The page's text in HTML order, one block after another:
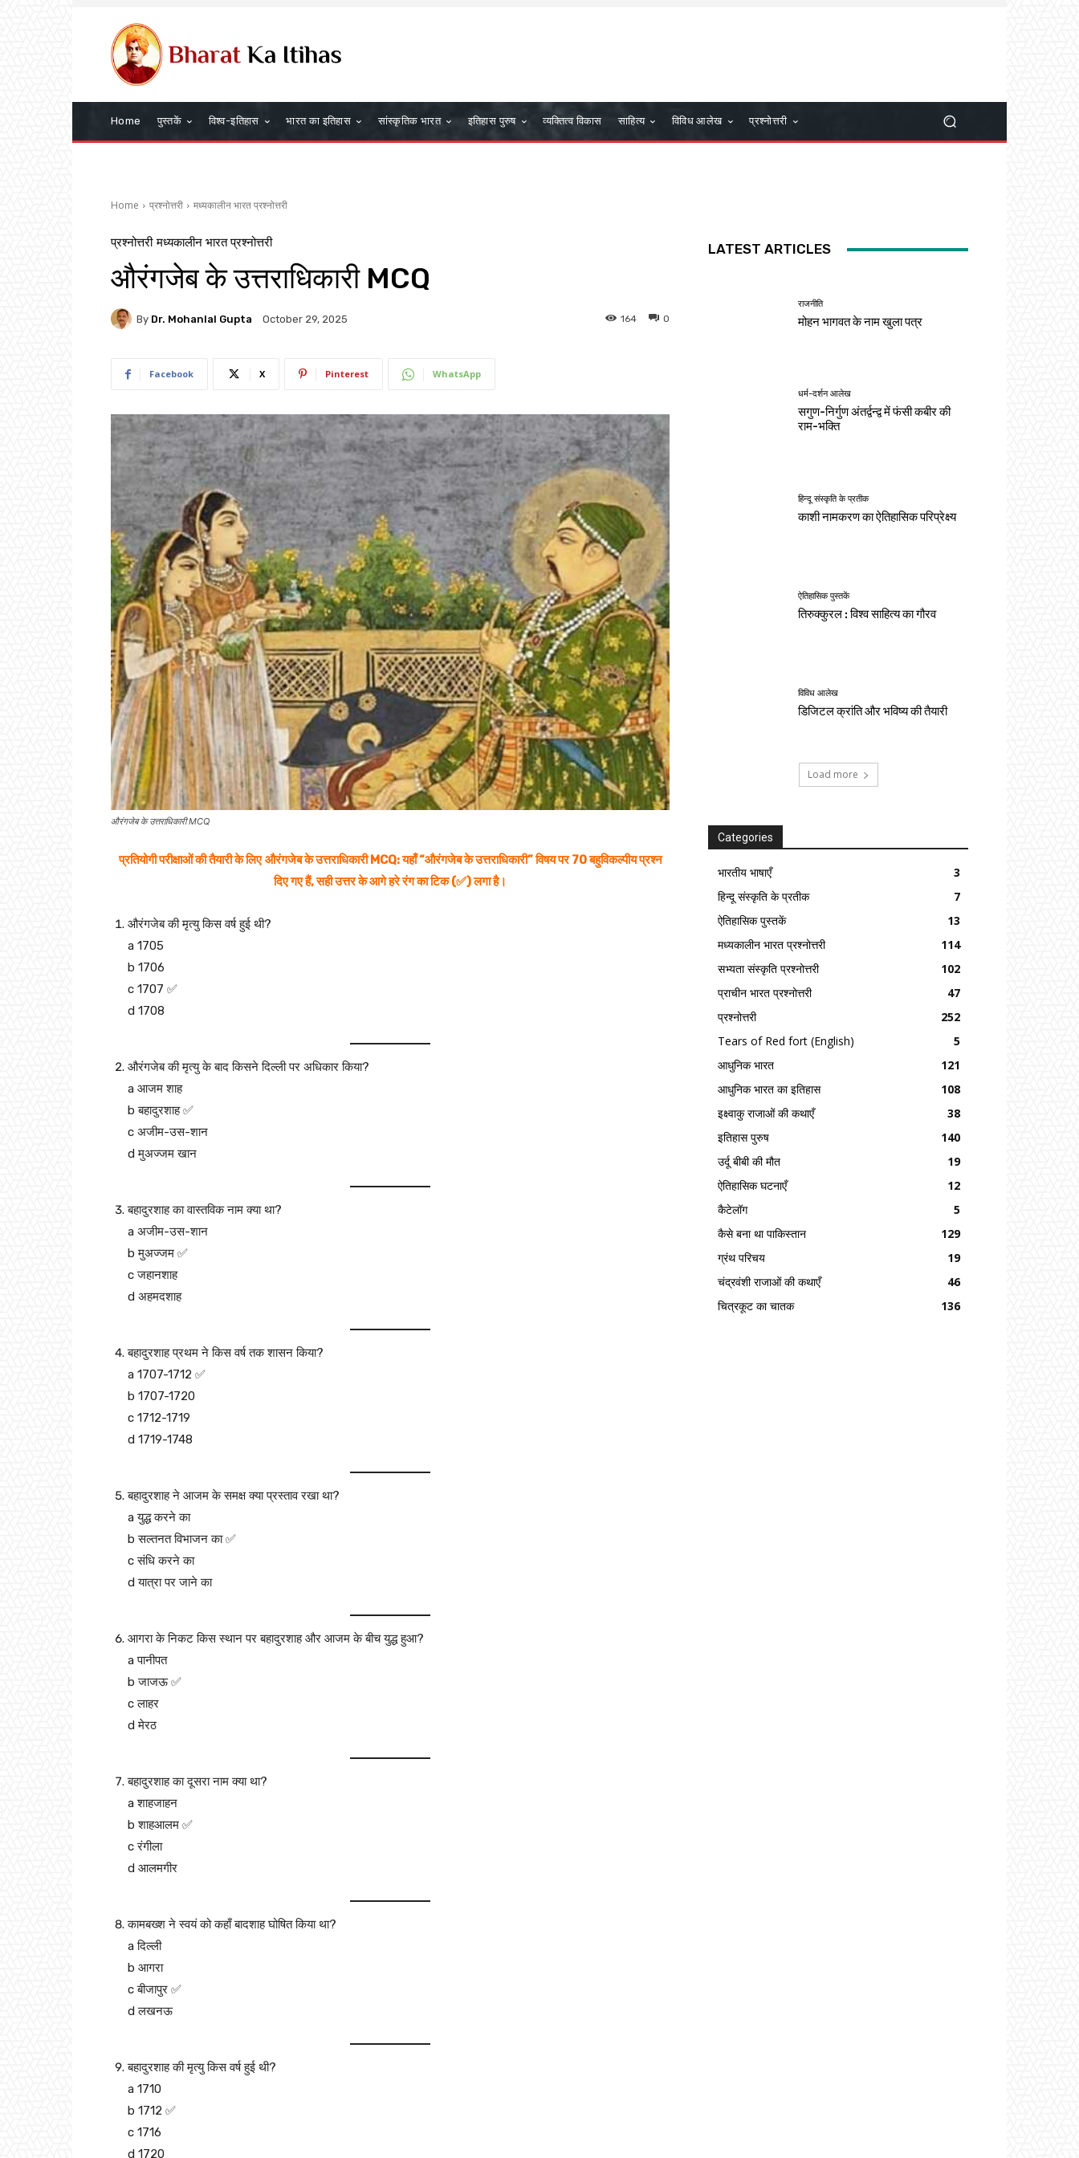
Home पुस्तकें विश्व-इतिहास भारत का इतिहास सांस्कृतिक भारत इतिहास पुरुष व्यक्तित्व विकास साहित्य विविध आलेख प्रश्नोत्तरी
Home प्रश्नोत्तरी मध्यकालीन भारत प्रश्नोत्तरी
प्रश्नोत्तरी मध्यकालीन भारत प्रश्नोत्तरी
औरंगजेब के उत्तराधिकारी MCQ
By Dr. Mohanlal Gupta October 29, 2025 0
164
Facebook X Pinterest WhatsApp
औरंगजेब के उत्तराधिकारी MCQ
प्रतियोगी परीक्षाओं की तैयारी के लिए औरंगजेब के उत्तराधिकारी MCQ: यहाँ “औरंगजेब के उत्तराधिकारी” विषय पर 70 बहुविकल्पीय प्रश्न
दिए गए हैं, सही उत्तर के आगे हरे रंग का टिक (✅) लगा है।
औरंगजेब की मृत्यु किस वर्ष हुई थी?
a 1705
b 1706
c 1707 ✅
d 1708
औरंगजेब की मृत्यु के बाद किसने दिल्ली पर अधिकार किया?
a आजम शाह
b बहादुरशाह ✅
c अजीम-उस-शान
d मुअज्जम खान
बहादुरशाह का वास्तविक नाम क्या था?
a अजीम-उस-शान
b मुअज्जम ✅
c जहानशाह
d अहमदशाह
बहादुरशाह प्रथम ने किस वर्ष तक शासन किया?
a 1707-1712 ✅
b 1707-1720
c 1712-1719
d 1719-1748
बहादुरशाह ने आजम के समक्ष क्या प्रस्ताव रखा था?
a युद्ध करने का
b सल्तनत विभाजन का ✅
c संधि करने का
d यात्रा पर जाने का
आगरा के निकट किस स्थान पर बहादुरशाह और आजम के बीच युद्ध हुआ?
a पानीपत
b जाजऊ ✅
c लाहर
d मेरठ
बहादुरशाह का दूसरा नाम क्या था?
a शाहजाहन
b शाहआलम ✅
c रंगीला
d आलमगीर
कामबख्श ने स्वयं को कहाँ बादशाह घोषित किया था?
a दिल्ली
b आगरा
c बीजापुर ✅
d लखनऊ
बहादुरशाह की मृत्यु किस वर्ष हुई थी?
a 1710
b 1712 ✅
c 1716
d 1720
LATEST ARTICLES
राजनीति
मोहन भागवत के नाम खुला पत्र
धर्म-दर्शन आलेख
सगुण-निर्गुण अंतर्द्वन्द्व में फंसी कबीर की
राम-भक्ति
हिन्दू संस्कृति के प्रतीक
काशी नामकरण का ऐतिहासिक परिप्रेक्ष्य
ऐतिहासिक पुस्तकें
तिरुक्कुरल : विश्व साहित्य का गौरव
विविध आलेख
डिजिटल क्रांति और भविष्य की तैयारी
Load more
Categories
भारतीय भाषाएँ
3
हिन्दू संस्कृति के प्रतीक
7
ऐतिहासिक पुस्तकें
13
मध्यकालीन भारत प्रश्नोत्तरी
114
सभ्यता संस्कृति प्रश्नोत्तरी
102
प्राचीन भारत प्रश्नोत्तरी
47
प्रश्नोत्तरी
252
Tears of Red fort (English)
5
आधुनिक भारत
121
आधुनिक भारत का इतिहास
108
इक्ष्वाकु राजाओं की कथाएँ
38
इतिहास पुरुष
140
उर्दू बीबी की मौत
19
ऐतिहासिक घटनाएँ
12
कैटेलॉग
5
कैसे बना था पाकिस्तान
129
ग्रंथ परिचय
19
चंद्रवंशी राजाओं की कथाएँ
46
चित्रकूट का चातक
136